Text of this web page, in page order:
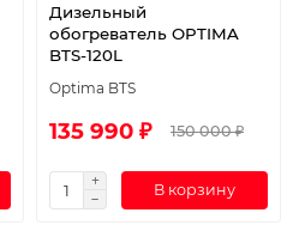
Дизельный
обогреватель OPTIMA
BTS-120L
Optima BTS
135 990 ₽ 150 000 ₽
В корзину